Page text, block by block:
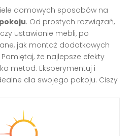
domowych sposobów na
. Od prostych rozwiązań,
ustawianie mebli, po
jak montaż dodatkowych
że najlepsze efekty
metod. Eksperymentuj i
dla swojego pokoju. Ciszy